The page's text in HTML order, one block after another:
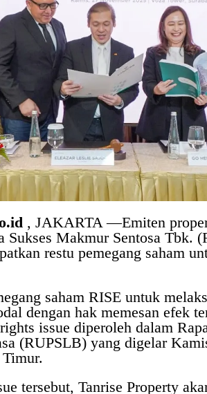
, JAKARTA —Emiten
Sukses Makmur Sentosa Tbk.
restu pemegang saham
saham RISE untuk
dengan hak memesan efek
issue diperoleh dalam
(RUPSLB) yang digelar
tersebut, Tanrise Property